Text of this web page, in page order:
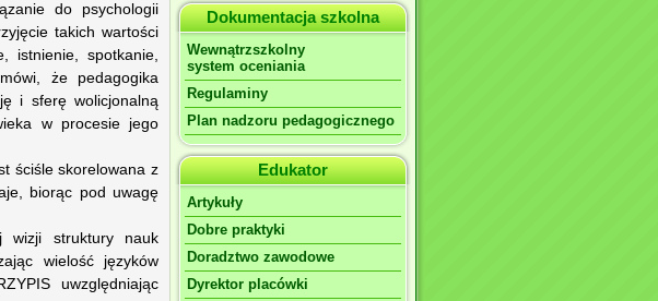
do psychologii
takich wartości
istnienie, spotkanie,
że pedagogika
i sferę wolicjonalną
w procesie jego
ściśle skorelowana z
biorąc pod uwagę
wizji struktury nauk
wielość języków
uwzględniając
Dokumentacja szkolna
Wewnątrzszkolny
system oceniania
Regulaminy
Plan nadzoru pedagogicznego
Edukator
Artykuły
Dobre praktyki
Doradztwo zawodowe
Dyrektor placówki